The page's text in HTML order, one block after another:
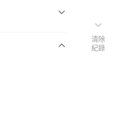
清除
紀錄